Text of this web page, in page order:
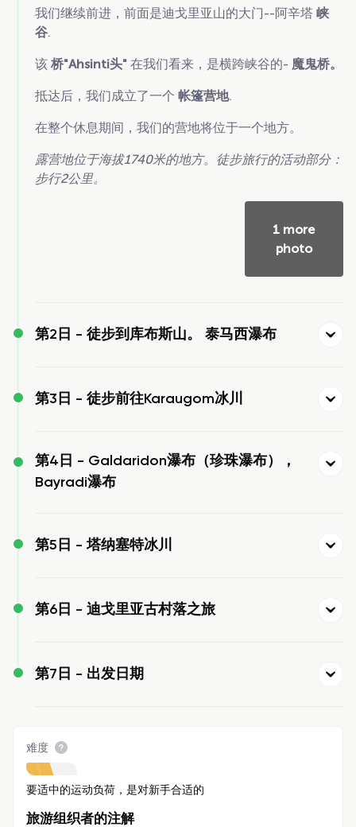
我们继续前进，前面是迪戈里亚山的大门--阿辛塔 峡
谷.
该 桥"Ahsinti头" 在我们看来，是横跨峡谷的- 魔鬼桥。
抵达后，我们成立了一个 帐篷营地.
在整个休息期间，我们的营地将位于一个地方。
露营地位于海拔1740米的地方。徒步旅行的活动部分：
步行2公里。
1 more
photo
第2日 - 徒步到库布斯山。 泰马西瀑布
第3日 - 徒步前往Karaugom冰川
第4日 - Galdaridon瀑布（珍珠瀑布），
Bayradi瀑布
第5日 -塔纳塞特冰川
第6日 - 迪戈里亚古村落之旅
第7日 - 出发日期
难度
要适中的运动负荷，是对新手合适的
旅游组织者的注解